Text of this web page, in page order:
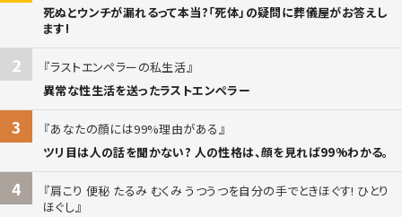
死ぬとウンチが漏れるって本当?「死体」の疑問に葬儀屋がお答えし
ます!
2
ラストエンペラーの私生活
異常な性生活を送ったラストエンペラー
3
あなたの顔には99%理由がある
ツリ目は人の話を聞かない? 人の性格は、顔を見れば99%わかる。
4
肩こり 便秘 たるみ むくみ うつうつを自分の手でときほぐす! ひとり
ほぐし